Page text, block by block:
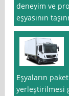
deneyim ve
eşyasının
Eşyaların
yerleştirilmesi